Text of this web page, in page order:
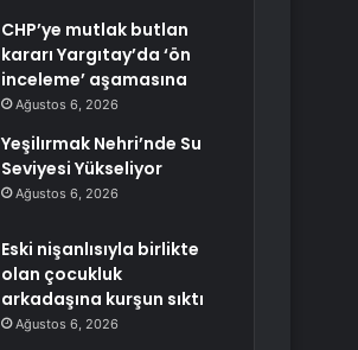
CHP’ye mutlak butlan
kararı Yargıtay’da ‘ön
inceleme’ aşamasına
Ağustos 6, 2026
Yeşilırmak Nehri’nde Su
Seviyesi Yükseliyor
Ağustos 6, 2026
Eski nişanlısıyla birlikte
olan çocukluk
arkadaşına kurşun sıktı
Ağustos 6, 2026